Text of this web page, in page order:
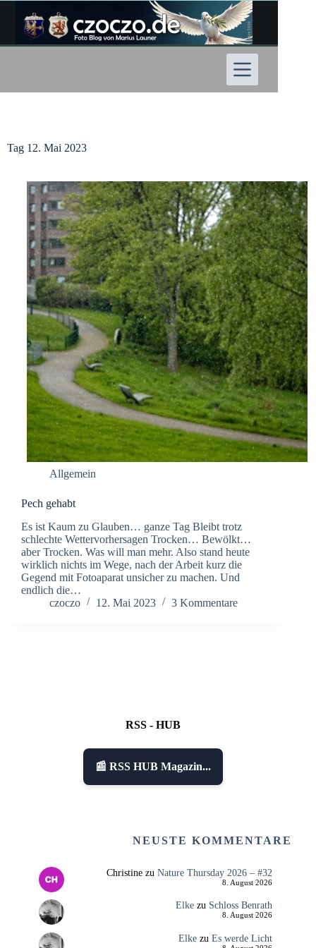
Inhalt
springen
Tag 12. Mai 2023
Allgemein
Pech gehabt
Es ist Kaum zu Glauben… ganze Tag Bleibt trotz
schlechte Wettervorhersagen Trocken… Bewölkt…
aber Trocken. Was will man mehr. Also stand heute
wirklich nichts im Wege, nach der Arbeit kurz die
Gegend mit Fotoaparat unsicher zu machen. Und
endlich die…
czoczo
12. Mai 2023 3 Kommentare
RSS - HUB
📰 RSS HUB Magazin...
NEUSTE KOMMENTARE
Christinezu Nature Thursday 2026 – #32
8. August 2026
Elkezu Schloss Benrath
8. August 2026
Elkezu Es werde Licht